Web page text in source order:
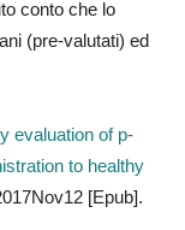
conto che lo
(pre-valutati) ed
evaluation of p-
to healthy
[Epub].